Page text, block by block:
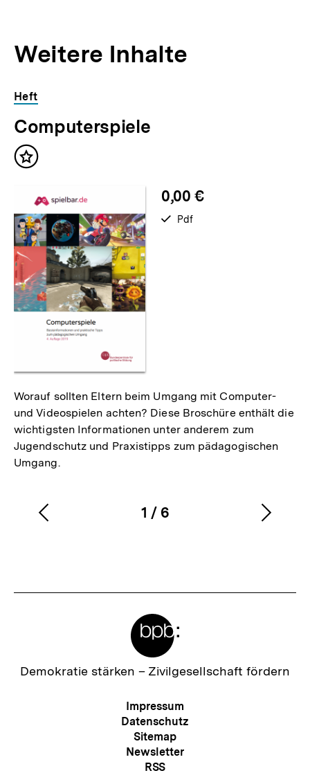
Weitere Inhalte
Inhaltskarousell
für
weitere
Inhalte
Inhaltskarussell
überspringen
Heft
Computerspiele
Inhalt
0,00 €
verfügbar
Pdf
Worauf sollten Eltern beim Umgang mit Computer-
und Videospielen achten? Diese Broschüre enthält die
wichtigsten Informationen unter anderem zum
Jugendschutz und Praxistipps zum pädagogischen
Umgang.
Karussellinhalt
1
von
/ 6
Vorherigen
Zur
Demokratie stärken – Zivilgesellschaft fördern
Meta-
Navigation
Impressum
Datenschutz
Sitemap
Newsletter
RSS